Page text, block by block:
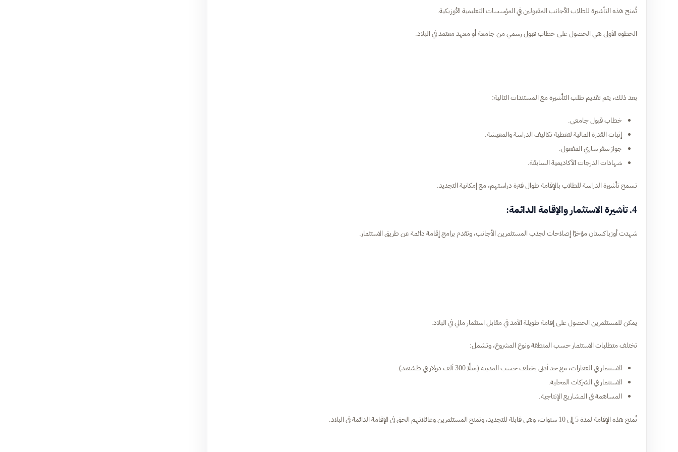
تُمنح هذه التأشيرة للطلاب الأجانب المقبولين في المؤسسات التعليمية الأوزبكية.
الخطوة الأولى هي الحصول على خطاب قبول رسمي من جامعة أو معهد معتمد في البلاد.
بعد ذلك، يتم تقديم طلب التأشيرة مع المستندات التالية:
خطاب قبول جامعي.
إثبات القدرة المالية لتغطية تكاليف الدراسة والمعيشة.
جواز سفر ساري المفعول.
شهادات الدرجات الأكاديمية السابقة.
تسمح تأشيرة الدراسة للطلاب بالإقامة طوال فترة دراستهم، مع إمكانية التجديد.
4. تأشيرة الاستثمار والإقامة الدائمة:
شهدت أوزباكستان مؤخرًا إصلاحات لجذب المستثمرين الأجانب، وتقدم برامج إقامة دائمة عن طريق الاستثمار.
يمكن للمستثمرين الحصول على إقامة طويلة الأمد في مقابل استثمار مالي في البلاد.
تختلف متطلبات الاستثمار حسب المنطقة ونوع المشروع، وتشمل:
الاستثمار في العقارات، مع حد أدنى يختلف حسب المدينة (مثلًا 300 ألف دولار في طشقند).
الاستثمار في الشركات المحلية.
المساهمة في المشاريع الإنتاجية.
تُمنح هذه الإقامة لمدة 5 إلى 10 سنوات، وهي قابلة للتجديد، وتمنح المستثمرين وعائلاتهم الحق في الإقامة الدائمة في البلاد.